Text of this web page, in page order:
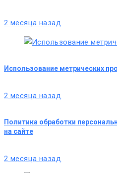
2 месяца назад
Использование метрических
2 месяца назад
Политика обработки
на сайте
2 месяца назад